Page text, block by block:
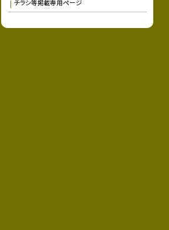
チラシ等掲載専用ページ